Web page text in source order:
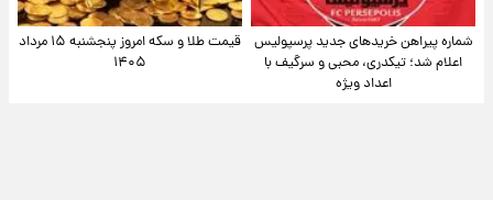
شماره پیراهن خریدهای جدید پرسپولیس
اعلام شد؛ تیکدری، محبی و سرگیف با
اعداد ویژه
قیمت طلا و سکه امروز پنجشنبه ۱۵ مرداد
۱۴۰۵